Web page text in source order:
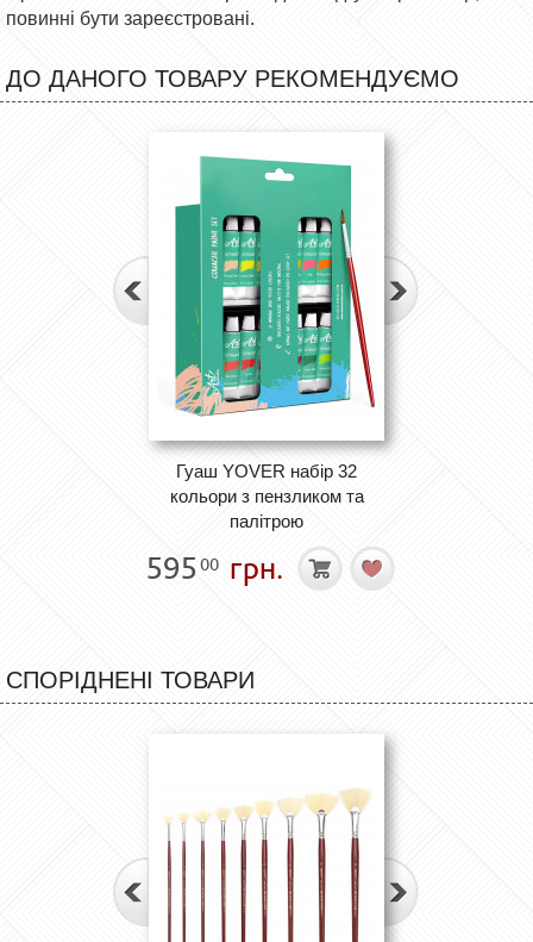
повинні бути зареєстровані.
ДО ДАНОГО ТОВАРУ РЕКОМЕНДУЄМО
Гуаш YOVER набір 32
кольори з пензликом та
палітрою
595 00 грн.
СПОРІДНЕНІ ТОВАРИ